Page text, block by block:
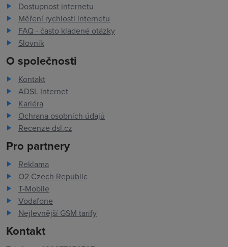
Dostupnost internetu
Měření rychlosti internetu
FAQ - často kladené otázky
Slovník
O společnosti
Kontakt
ADSL Internet
Kariéra
Ochrana osobních údajů
Recenze dsl.cz
Pro partnery
Reklama
O2 Czech Republic
T-Mobile
Vodafone
Nejlevnější GSM tarify
Kontakt